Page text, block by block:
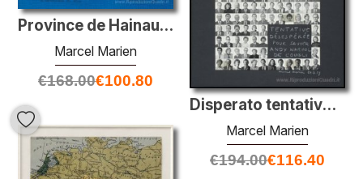
Province de Hainaut e Banane, Le Carnaval de Rio
Marcel Marien
€168.00€100.80
Disperato tentativo di salvare Andy Warhol da Oblivion
Marcel Marien
€194.00€116.40